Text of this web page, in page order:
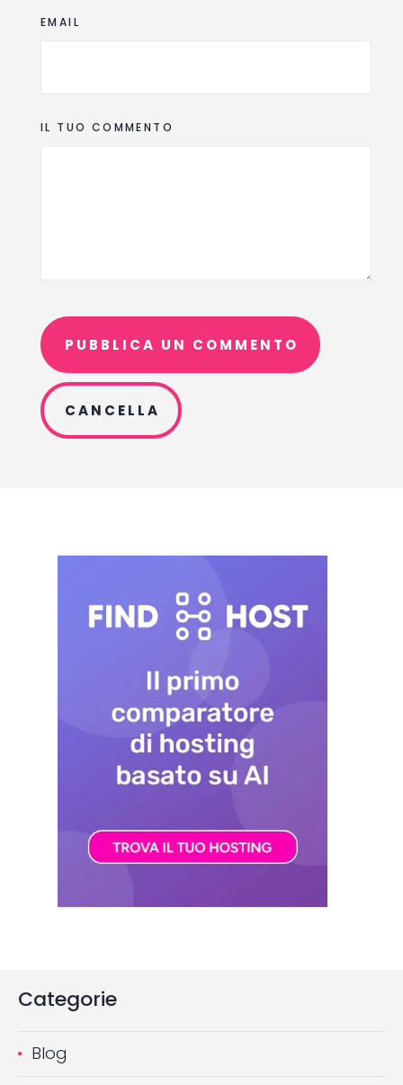
EMAIL
IL TUO COMMENTO
Categorie
Blog